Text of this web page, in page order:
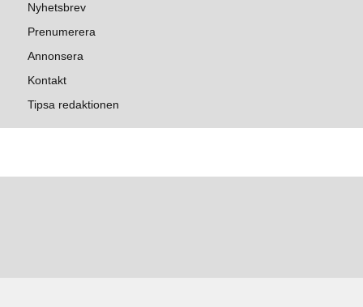
Nyhetsbrev
Prenumerera
Annonsera
Kontakt
Tipsa redaktionen